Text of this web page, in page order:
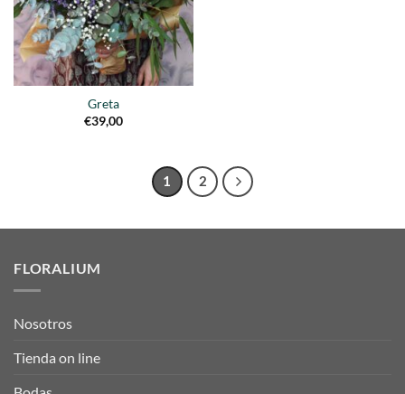
Greta
€39,00
1 2
FLORALIUM
Nosotros
Tienda on line